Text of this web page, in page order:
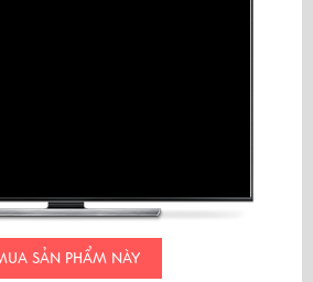
SẢN PHẨM NÀY